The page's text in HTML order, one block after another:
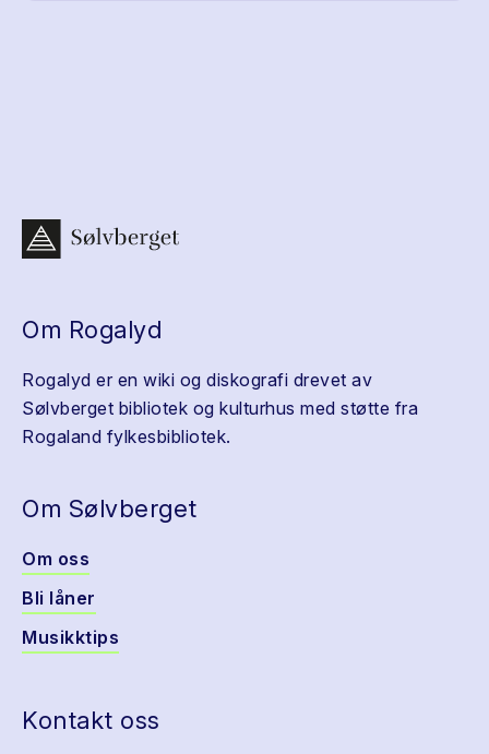
Om Rogalyd
Rogalyd er en wiki og diskografi drevet av
Sølvberget bibliotek og kulturhus med støtte fra
Rogaland fylkesbibliotek.
Om Sølvberget
Om oss
Bli låner
Musikktips
Kontakt oss